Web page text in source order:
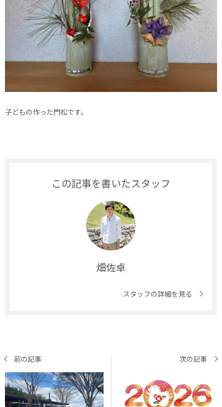
子どもの作った門松です。
この記事を書いたスタッフ
畑佐卓
スタッフの詳細を見る
前の記事 次の記事